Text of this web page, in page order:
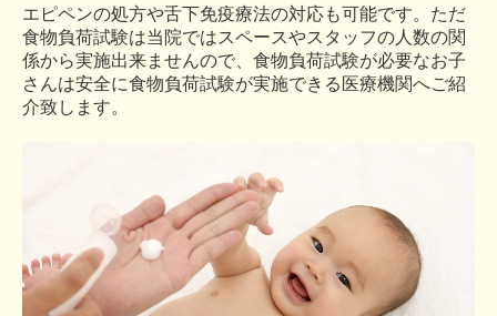
エピペンの処方や舌下免疫療法の対応も可能です。ただ
食物負荷試験は当院ではスペースやスタッフの人数の関
係から実施出来ませんので、食物負荷試験が必要なお子
さんは安全に食物負荷試験が実施できる医療機関へご紹
介致します。